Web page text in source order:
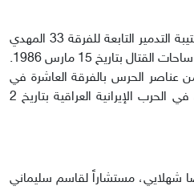
كان شقيقه حسين إيرلو قائداً لكتيبة التدمير التابعة للفرقة 33 المهدي
من قوات الحرس الذي قُتل في ساحات القتال بتاريخ 15 مارس 1986.
عناصر الحرس بالفرقة العاشرة في
كتيبة سيد الشهداء، والذي قُتل في الحرب الإيرانية العراقية بتاريخ 2
شهلايي، مستشاراً لقاسم سليماني